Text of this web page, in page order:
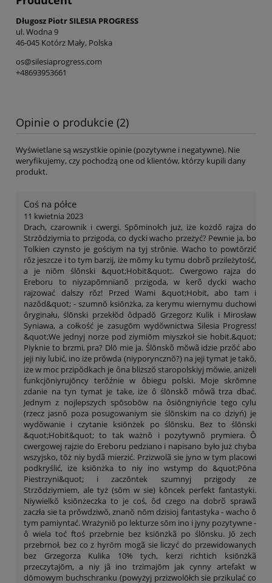
Długosz Piotr SILESIA PROGRESS
ul. Wodna 9
46-045 Kotórz Mały, Polska
os@silesiaprogress.com
+48693953661
Opinie o produkcie (2)
Wyświetlane są wszystkie opinie (pozytywne i negatywne). Nie
weryfikujemy, czy pochodzą one od klientów, którzy kupili dany
produkt.
Coś na półce
11 kwietnia 2023
Drach, czarownik i cwergi. Spōminołch już, iże kożdŏ rajza do
Strzōdziymia to przigoda, co dycki wacho przeżyć? Pewnie ja, bo
Tolkien czynsto je gościym na tyj strōnie. Wacho to powtōrzić
rŏz jeszcze i to tym barzij, iże mōmy ku tymu dobrõ przileżytość,
a je niōm ślōnski &quot;Hobit&quot;. Cwergowo rajza do
Ereboru to niyzapōmnianŏ przigoda, w kerõ dycki wacho
rajzować dalszy rŏz! Przed Wami &quot;Hobit, abo tam i
nazŏd&quot; - szumnŏ ksiōnżka, za kerymu wiernymu duchowi
ôryginału, ślōnski przekłŏd ôdpadŏ Grzegorz Kulik i Mirosław
Syniawa, a cołkość je zasugōm wydŏwnictwa Silesia Progress!
&quot;We jednyj norze pod ziymiōm miyszkoł sie hobit.&quot;
Piyknie to brzmi, pra? Dlō mie ja. Ślōnskõ mŏwã idzie przŏć abo
jeji niy lubić, ino iże prŏwda (niyporyncznŏ?) na jeji tymat je takŏ,
iże w moc przipŏdkach je ôna bliższŏ staropolskiyj mŏwie, aniżeli
funkcjōniyrujōncy terŏźnie w ôbiegu polski. Moje skrōmne
zdanie na tyn tymat je take, iże ô ślōnskõ mŏwã trza dbać.
Jednym z nojlepszych spōsobōw na ôsiōngniyńcie tego cylu
(rzecz jasnŏ poza posugowaniym sie ślōnskim na co dziyń) je
wydŏwanie i czytanie ksiōnżek po ślōnsku. Bez to ślōnski
&quot;Hobit&quot; to tak ważnŏ i pozytywnŏ prymiera. Ô
cwergowej rajzie do Ereboru pedziano i napisano było już chyba
wszyjsko, tōż niy bydã mierzić. Przizwolã sie jyno w tym placowi
podkryślić, iże ksiōnżka to niy ino wstymp do &quot;Pōna
Piestrzyni&quot; i zaczōntek szumnyj przigody ze
Strzōdziymiem, ale tyż (sōm w sie) kōncek perfekt fantastyki.
Niywielkŏ ksiōnżeczka to je coś, ôd czego na dobrõ sprawã
zaczła sie ta prŏwdziwŏ, znanŏ nōm dzisioj fantastyka - wacho ô
tym pamiyntać. Wrażyniŏ po lekturze sōm ino i jyny pozytywne -
ô wiela toć ftoś przebrnie bez ksiōnżkã po ślōnsku. Jŏ żech
przebrnoł, bez co z hyrōm mogã sie liczyć do przewidowanych
bez Grzegorza Kulika 10% tych, kerzi richtich ksiōnżkã
przeczytajōm, a niy jã ino trzimajōm jak cynny artefakt w
dōmowym buchschranku (powyżyj przizwolōłch sie przikulać co